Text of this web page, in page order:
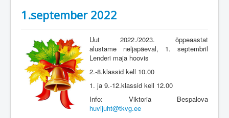
1.september 2022
Uut 2022./2023. õppeaastat
alustame neljapäeval, 1. septembril
Lenderi maja hoovis
2.-8.klassid kell 10.00
1. ja 9.-12.klassid kell 12.00
Info: Viktoria Bespalova
huvijuht@tkvg.ee